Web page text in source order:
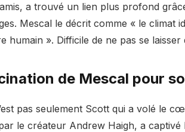
a trouvé un lien plus profond
Mescal le décrit comme « le climat
humain ». Difficile de ne pas se
de Mescal pour
pas seulement Scott qui a volé le
le créateur Andrew Haigh, a captivé